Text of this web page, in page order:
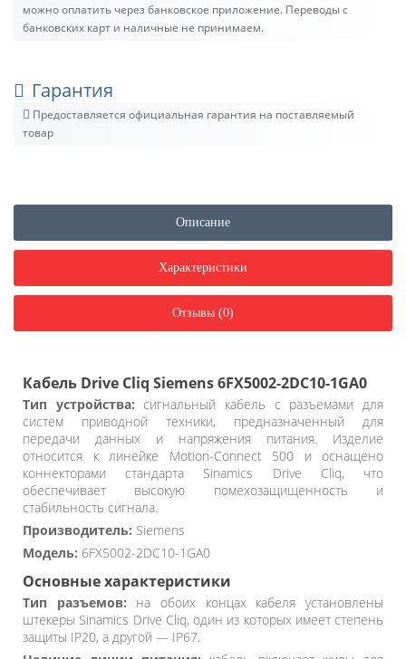
можно оплатить через банковское приложение. Переводы с
банковских карт и наличные не принимаем.
Гарантия
Предоставляется официальная гарантия на поставляемый
товар
Описание
Характеристики
Отзывы (0)
Кабель Drive Cliq Siemens 6FX5002-2DC10-1GA0
Тип устройства: сигнальный кабель с разъемами для
систем приводной техники, предназначенный для
передачи данных и напряжения питания. Изделие
относится к линейке Motion-Connect 500 и оснащено
коннекторами стандарта Sinamics Drive Cliq, что
обеспечивает высокую помехозащищенность и
стабильность сигнала.
Производитель: Siemens
Модель: 6FX5002-2DC10-1GA0
Основные характеристики
Тип разъемов: на обоих концах кабеля установлены
штекеры Sinamics Drive Cliq, один из которых имеет степень
защиты IP20, а другой — IP67.